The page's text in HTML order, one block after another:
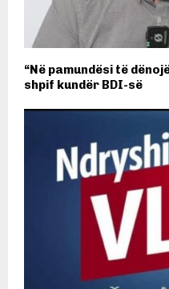
“Në pamundësi të
shpif kundër BDI-së